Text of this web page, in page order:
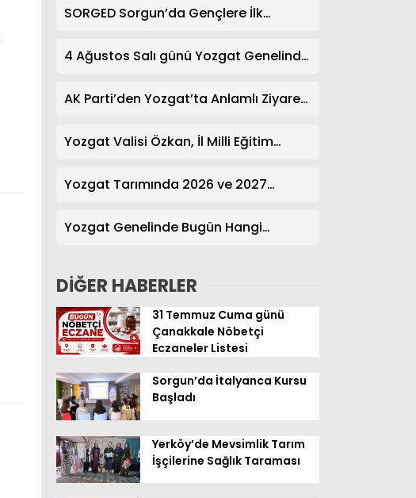
SORGED Sorgun’da Gençlere İlk
4 Ağustos Salı günü Yozgat Genelinde
AK Parti’den Yozgat’ta Anlamlı Ziyaret!
Üyeleriyle Buluştu
Yozgat Valisi Özkan, İl Milli Eğitim
Yozgat Tarımında 2026 ve 2027
Yozgat Genelinde Bugün Hangi
DİĞER HABERLER
31 Temmuz Cuma günü
Çanakkale Nöbetçi
Eczaneler Listesi
Sorgun’da İtalyanca Kursu
Başladı
Yerköy’de Mevsimlik Tarım
İşçilerine Sağlık Taraması